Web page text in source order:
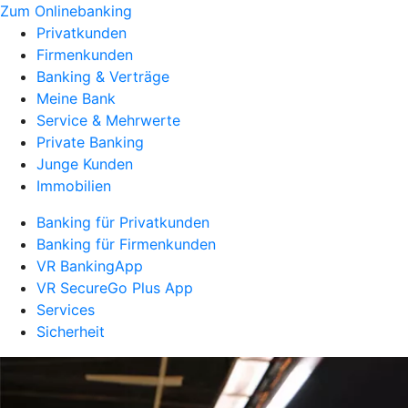
Zum Onlinebanking
Privatkunden
Firmenkunden
Banking & Verträge
Meine Bank
Service & Mehrwerte
Private Banking
Junge Kunden
Immobilien
Banking für Privatkunden
Banking für Firmenkunden
VR BankingApp
VR SecureGo Plus App
Services
Sicherheit